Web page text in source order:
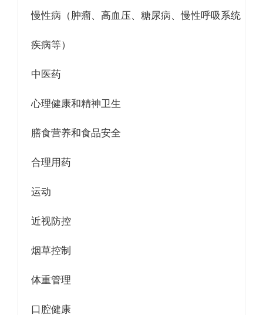
慢性病（肿瘤、高血压、糖尿病、慢性呼吸系统
疾病等）
中医药
心理健康和精神卫生
膳食营养和食品安全
合理用药
运动
近视防控
烟草控制
体重管理
口腔健康